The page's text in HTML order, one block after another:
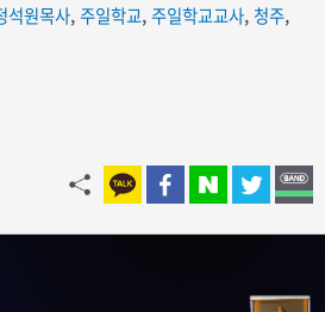
석원목사,주일학교,주일학교교사, 청주,